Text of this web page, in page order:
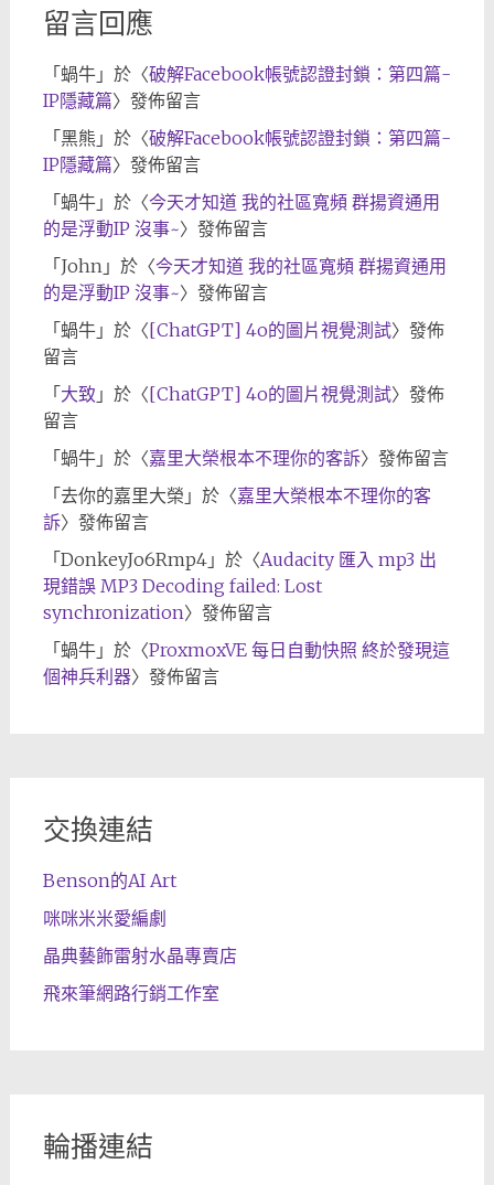
留言回應
「 蝸牛」於〈破解Facebook帳號認證封鎖：第四篇-
IP隱藏篇〉發佈留言
「 黑熊 」於〈破解Facebook帳號認證封鎖：第四篇-
IP隱藏篇〉發佈留言
「 蝸牛」於〈今天才知道 我的社區寬頻 群揚資通用
的是浮動IP 沒事~〉發佈留言
「 John」於〈今天才知道 我的社區寬頻 群揚資通用
的是浮動IP 沒事~〉發佈留言
「 蝸牛」於〈[ChatGPT] 4o的圖片視覺測試〉發佈
留言
「 大致 」於〈[ChatGPT] 4o的圖片視覺測試〉發佈
留言
「 蝸牛」於〈嘉里大榮根本不理你的客訴〉發佈留言
「 去你的嘉里大榮 」於〈嘉里大榮根本不理你的客
訴〉發佈留言
「 DonkeyJo6Rmp4」於〈Audacity 匯入 mp3 出
現錯誤 MP3 Decoding failed: Lost
synchronization〉發佈留言
「 蝸牛」於〈ProxmoxVE 每日自動快照 終於發現這
個神兵利器〉發佈留言
交換連結
Benson的AI Art
咪咪米米愛編劇
晶典藝飾雷射水晶專賣店
飛來筆網路行銷工作室
輪播連結